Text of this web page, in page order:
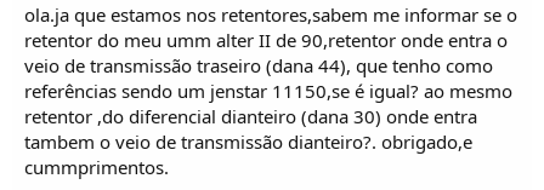
ola.ja que estamos nos retentores,sabem me informar se o
retentor do meu umm alter II de 90,retentor onde entra o
veio de transmissão traseiro (dana 44), que tenho como
referências sendo um jenstar 11150,se é igual? ao mesmo
retentor ,do diferencial dianteiro (dana 30) onde entra
tambem o veio de transmissão dianteiro?. obrigado,e
cummprimentos.